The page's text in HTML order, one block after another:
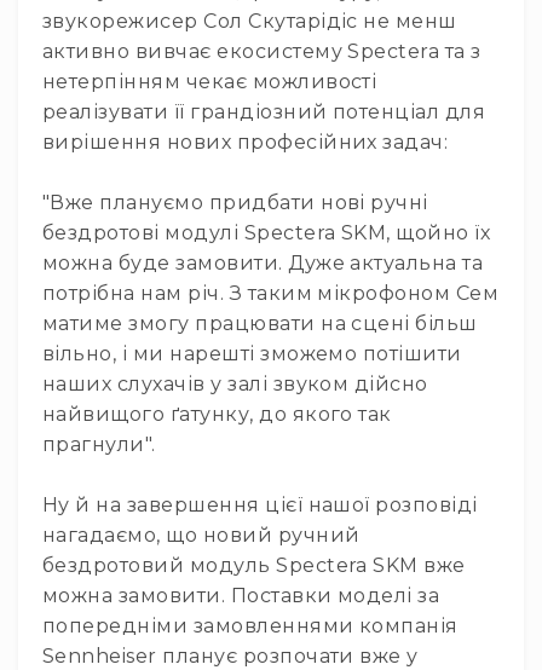
Інсертні
кабелі
Дата
кабелі
Мультикор
системи
Відео/
оптичні
кабелі
Коаксіальні
кабелі
Роз'єми
та
конектори
і
трапи
Комутатори
Аксесуари
звукорежисер Сол Скутарідіс не менш
активно вивчає екосистему Spectera та з
нетерпінням чекає можливості
реалізувати її грандіозний потенціал для
вирішення нових професійних задач:
"Вже плануємо придбати нові ручні
бездротові модулі Spectera SKM, щойно їх
можна буде замовити. Дуже актуальна та
потрібна нам річ. З таким мікрофоном Сем
матиме змогу працювати на сцені більш
вільно, і ми нарешті зможемо потішити
наших слухачів у залі звуком дійсно
найвищого ґатунку, до якого так
прагнули".
Ну й на завершення цієї нашої розповіді
нагадаємо, що новий ручний
бездротовий модуль Spectera SKM вже
можна замовити. Поставки моделі за
попередніми замовленнями компанія
Sennheiser планує розпочати вже у